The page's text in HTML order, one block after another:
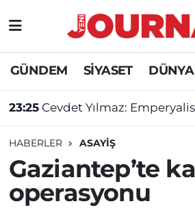
GÜNDEM SİYASET DÜNYA
23:25 Cevdet Yılmaz: Emperyalist tuzakları boşa
HABERLER ASAYİŞ
Gaziantep’te
operasyonu
GÜNDEM
SİYASET
DÜNYA
EĞİTİM
Nöbetçi Eczaneler
Hava Durumu
Süper Lig Puan Durumu
Tüm Manşetler